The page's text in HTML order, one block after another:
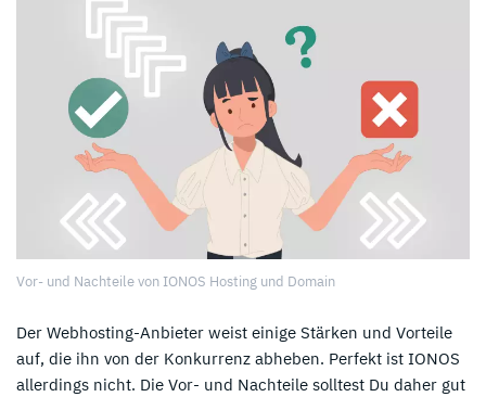
Vor- und Nachteile von IONOS Hosting und Domain
Der Webhosting-Anbieter weist einige Stärken und Vorteile
auf, die ihn von der Konkurrenz abheben. Perfekt ist IONOS
allerdings nicht. Die Vor- und Nachteile solltest Du daher gut